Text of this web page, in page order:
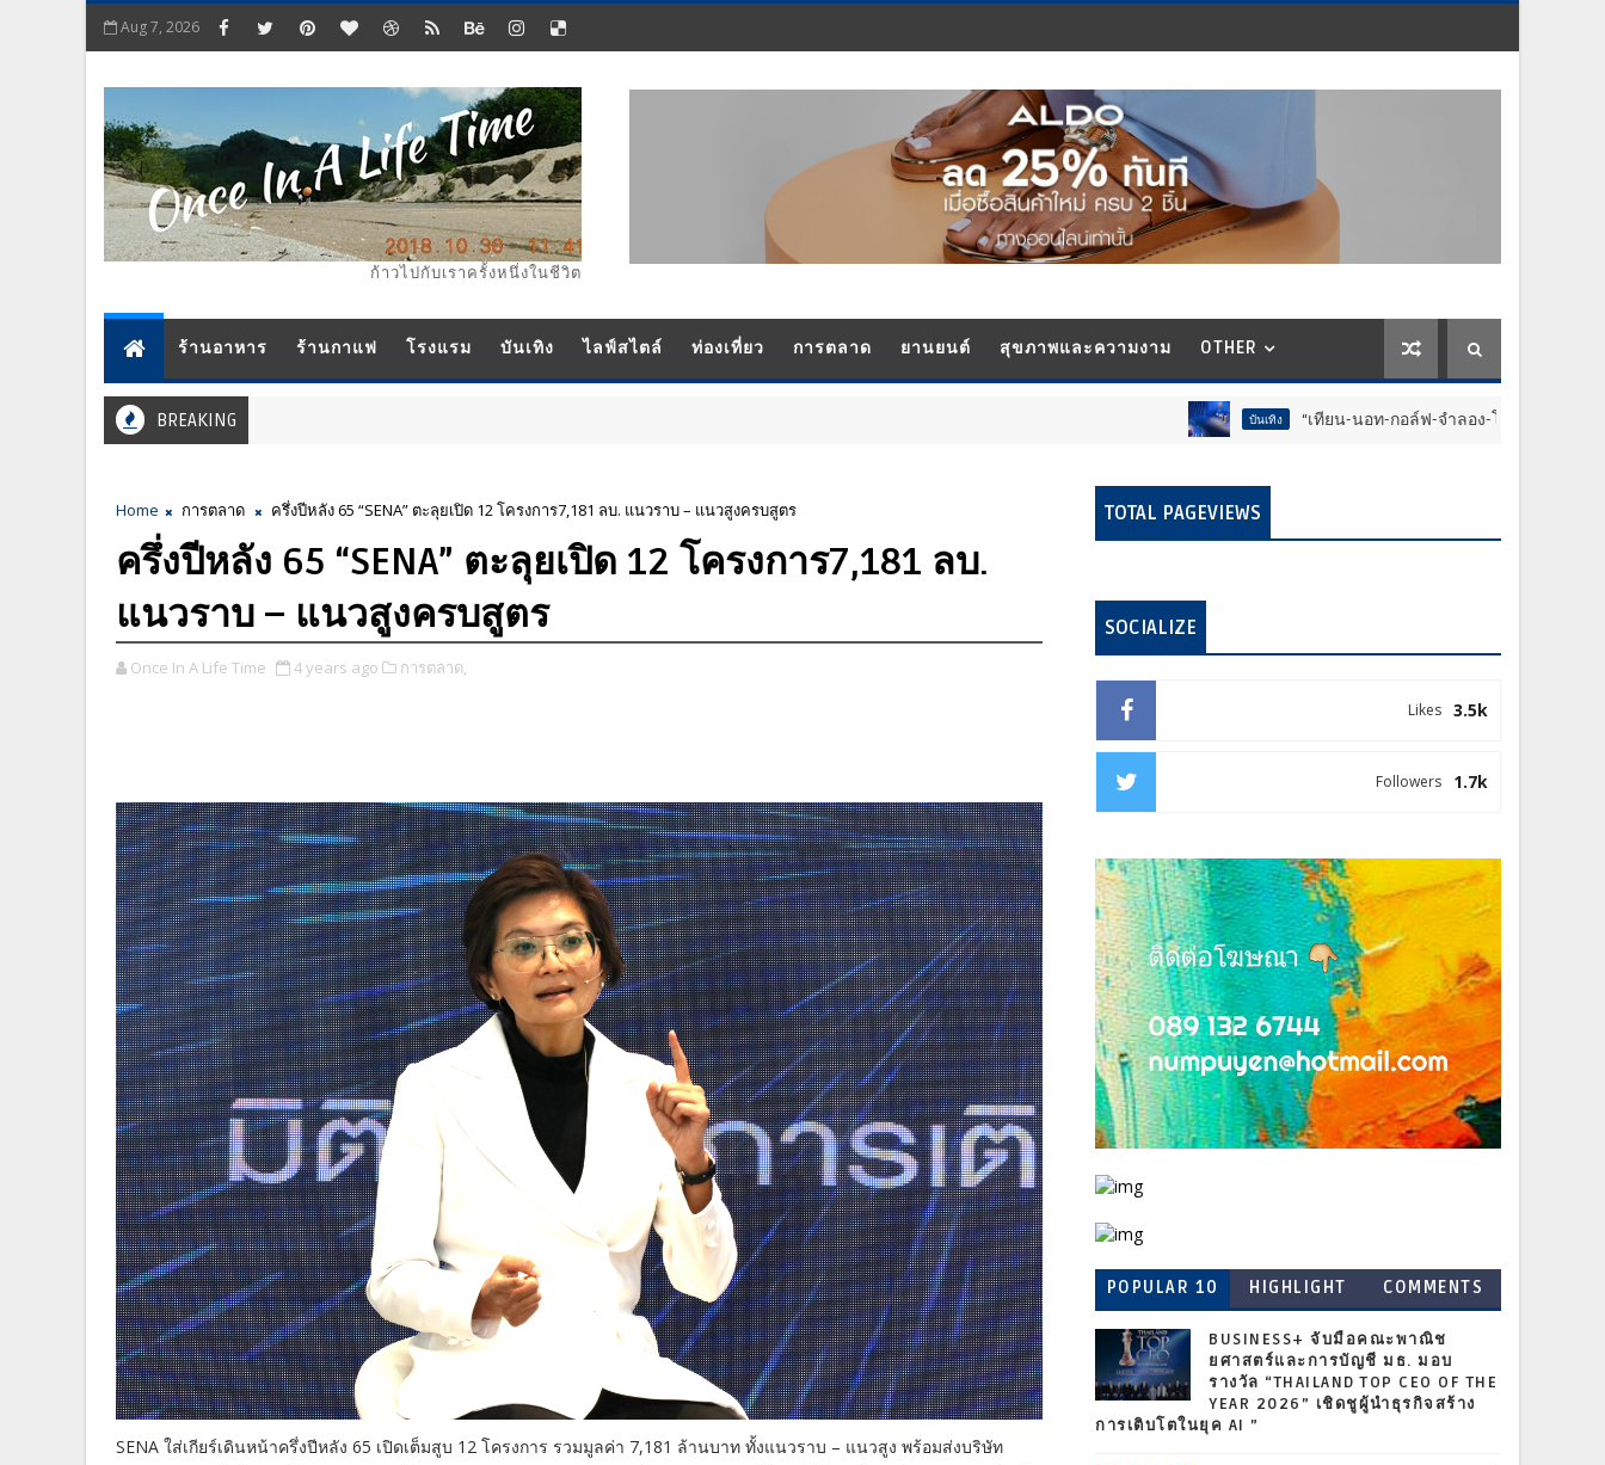
Aug 7, 2026
ก้าวไปกับเราครั้งหนึ่งในชีวิต
ร้านอาหาร ร้านกาแฟ โรงแรม บันเทิง ไลฟ์สไตล์ ท่องเที่ยว การตลาด ยานยนต์ สุขภาพและความงาม OTHER
BREAKING บันเทิง “เทียน-นอท-กอล์ฟ-จำลอง-โฟล์ค” ร้องจ๊าก!! อุปกรณ์
Home การตลาด ครึ่งปีหลัง 65 “SENA” ตะลุยเปิด 12 โครงการ7,181 ลบ. แนวราบ – แนวสูงครบสูตร
ครึ่งปีหลัง 65 “SENA” ตะลุยเปิด 12 โครงการ7,181 ลบ.
แนวราบ – แนวสูงครบสูตร
Once In A Life Time 4 years ago การตลาด,
SENA ใส่เกียร์เดินหน้าครึ่งปีหลัง 65 เปิดเต็มสูบ 12 โครงการ รวมมูลค่า 7,181 ล้านบาท ทั้งแนวราบ – แนวสูง พร้อมส่งบริษัท
TOTAL PAGEVIEWS
SOCIALIZE
3.5k
Likes
1.7k
Followers
POPULAR 10 HIGHLIGHT COMMENTS
BUSINESS+ จับมือคณะพาณิช
ยศาสตร์และการบัญชี มธ. มอบ
รางวัล “THAILAND TOP CEO OF THE
YEAR 2026” เชิดชูผู้นำธุรกิจสร้าง
การเติบโตในยุค AI ”